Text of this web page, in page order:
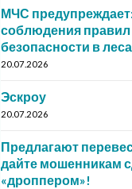
МЧС
соблюдения
безопасности в
20.07.2026
Эскроу
20.07.2026
Предлагают
дайте мошенникам
«дроппером»!